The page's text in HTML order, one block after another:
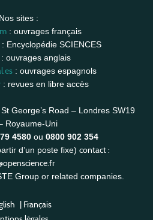
Nos sites :
: ouvrages français
Encyclopédie SCIENCES
: ouvrages anglais
: ouvrages espagnols
: revues en libre accès
George’s Road – Londres SW19
Royaume-Uni
4580 ou 0800 902 354
d’un poste fixe) contact :
Group or related companies.
| Français